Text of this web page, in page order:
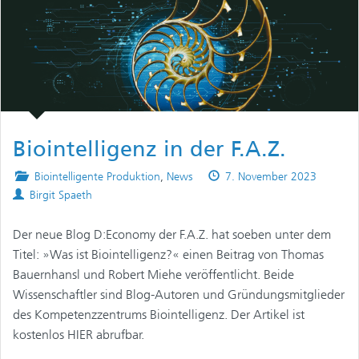
Biointelligenz in der F.A.Z.
Posted
in
Biointelligente Produktion, News
Published
7. November 2023
Authors
Birgit Spaeth
Der neue Blog D:Economy der F.A.Z. hat soeben unter dem
Titel: »Was ist Biointelligenz?« einen Beitrag von Thomas
Bauernhansl und Robert Miehe veröffentlicht. Beide
Wissenschaftler sind Blog-Autoren und Gründungsmitglieder
des Kompetenzzentrums Biointelligenz. Der Artikel ist
kostenlos HIER abrufbar.